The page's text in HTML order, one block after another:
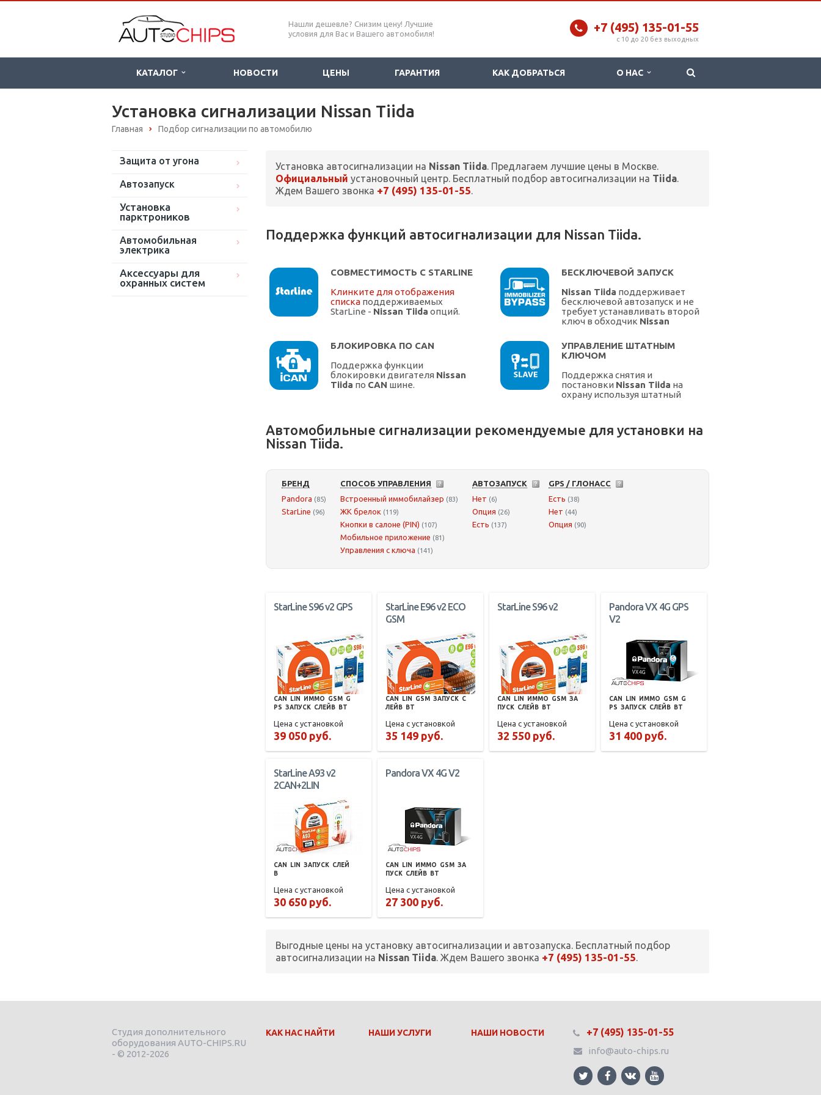
Нашли дешевле? Снизим цену! Лучшие
условия для Вас и Вашего автомобиля!
+7 (495) 135-01-55
c 10 до 20 без выходных
КАТАЛОГ НОВОСТИ ЦЕНЫ ГАРАНТИЯ КАК ДОБРАТЬСЯ О НАС
Установка сигнализации Nissan Tiida
Главная Подбор сигнализации по автомобилю
Защита от угона
Автозапуск
Установка
парктроников
Автомобильная
электрика
Аксессуары для
охранных систем
Установка автосигнализации на Nissan Tiida. Предлагаем лучшие цены в Москве.
Официальный установочный центр. Бесплатный подбор автосигнализации на Tiida.
Ждем Вашего звонка +7 (495) 135-01-55.
Поддержка функций автосигнализации для Nissan Tiida.
СОВМЕСТИМОСТЬ С STARLINE
Клинките для отображения
списка поддерживаемых
StarLine - Nissan Tiida опций.
БЕСКЛЮЧЕВОЙ ЗАПУСК
Nissan Tiida поддерживает
бесключевой автозапуск и не
требует устанавливать второй
ключ в обходчик Nissan
БЛОКИРОВКА ПО CAN
Поддержка функции
блокировки двигателя Nissan
Tiida по CAN шине.
УПРАВЛЕНИЕ ШТАТНЫМ
КЛЮЧОМ
Поддержка снятия и
постановки Nissan Tiida на
охрану используя штатный
Автомобильные сигнализации рекомендуемые для установки на
Nissan Tiida.
БРЕНД
Pandora (85)
StarLine (96)
СПОСОБ УПРАВЛЕНИЯ
Встроенный иммобилайзер (83)
ЖК брелок (119)
Кнопки в салоне (PIN) (107)
Мобильное приложение (81)
Управления с ключа (141)
АВТОЗАПУСК
Нет (6)
Опция (26)
Есть (137)
GPS / ГЛОНАСС
Есть (38)
Нет (44)
Опция (90)
StarLine S96 v2 GPS
CAN LIN ИММО GSM G
PS ЗАПУСК СЛЕЙВ BT
Цена с установкой
39 050 руб.
StarLine E96 v2 ECO
GSM
CAN LIN GSM ЗАПУСК С
ЛЕЙВ
BT
Цена с установкой
35 149 руб.
StarLine S96 v2
CAN LIN ИММО GSM ЗА
ПУСК СЛЕЙВ BT
Цена с установкой
32 550 руб.
Pandora VX 4G GPS
V2
CAN LIN ИММО GSM G
PS ЗАПУСК СЛЕЙВ BT
Цена с установкой
31 400 руб.
StarLine A93 v2
2CAN+2LIN
CAN LIN ЗАПУСК СЛЕЙ
В
Цена с установкой
30 650 руб.
Pandora VX 4G V2
CAN LIN ИММО GSM ЗА
ПУСК СЛЕЙВ BT
Цена с установкой
27 300 руб.
Выгодные цены на установку автосигнализации и автозапуска. Бесплатный подбор
автосигнализации на Nissan Tiida. Ждем Вашего звонка +7 (495) 135-01-55.
Студия дополнительного
оборудования AUTO-CHIPS.RU
- © 2012-2026
КАК НАС НАЙТИ НАШИ УСЛУГИ НАШИ НОВОСТИ +7 (495) 135-01-55
info@auto-chips.ru